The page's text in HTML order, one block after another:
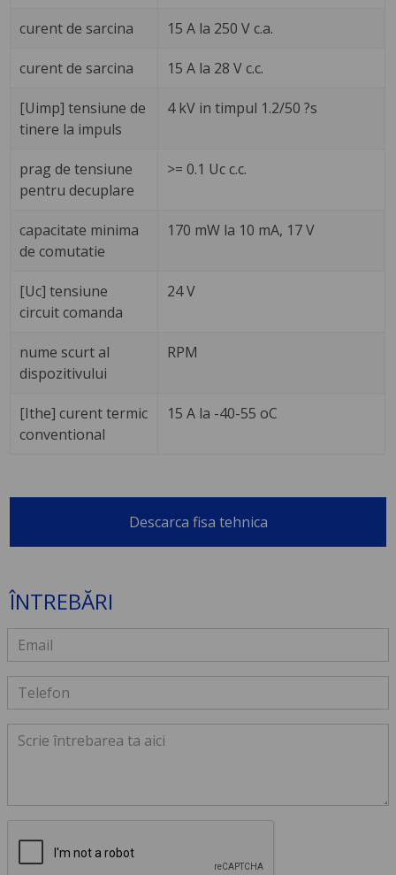
curent de sarcina 15 A la 250 V c.a.
curent de sarcina 15 A la 28 V c.c.
[Uimp] tensiune de
tinere la impuls
4 kV in timpul 1.2/50 ?s
prag de tensiune
pentru decuplare
>= 0.1 Uc c.c.
capacitate minima
de comutatie
170 mW la 10 mA, 17 V
[Uc] tensiune
circuit comanda
24 V
nume scurt al
dispozitivului
RPM
[Ithe] curent termic
conventional
15 A la -40-55 oC
Descarca fisa tehnica
ÎNTREBĂRI